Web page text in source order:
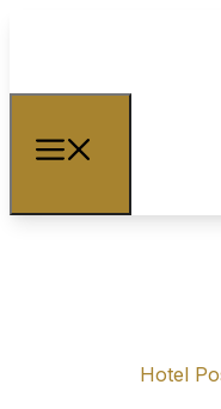
Hotel